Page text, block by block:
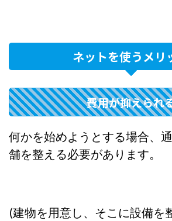
ネットを使うメリ
費用が抑えられ
何かを始めようとする場合、
舗を整える必要があります。
(建物を用意し、そこに設備を